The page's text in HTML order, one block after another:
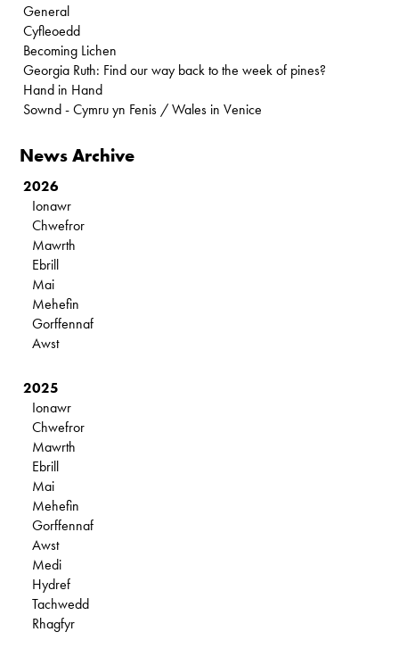
General
Cyfleoedd
Becoming Lichen
Georgia Ruth: Find our way back to the week of pines?
Hand in Hand
Sownd - Cymru yn Fenis / Wales in Venice
News Archive
2026
Ionawr
Chwefror
Mawrth
Ebrill
Mai
Mehefin
Gorffennaf
Awst
2025
Ionawr
Chwefror
Mawrth
Ebrill
Mai
Mehefin
Gorffennaf
Awst
Medi
Hydref
Tachwedd
Rhagfyr